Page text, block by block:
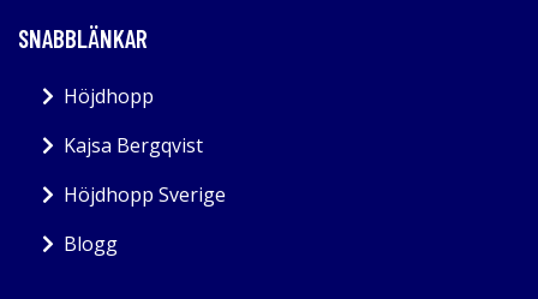
SNABBLÄNKAR
Höjdhopp
Kajsa Bergqvist
Höjdhopp Sverige
Blogg